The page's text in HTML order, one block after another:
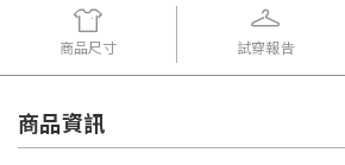
商品尺寸 試穿報告
商品資訊